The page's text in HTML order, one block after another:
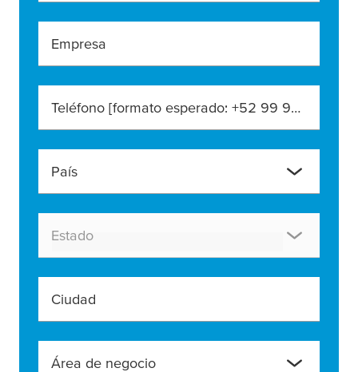
Empresa
Teléfono [formato esperado: +52 99 99 99 9999]
País
Estado
Ciudad
Área de negocio